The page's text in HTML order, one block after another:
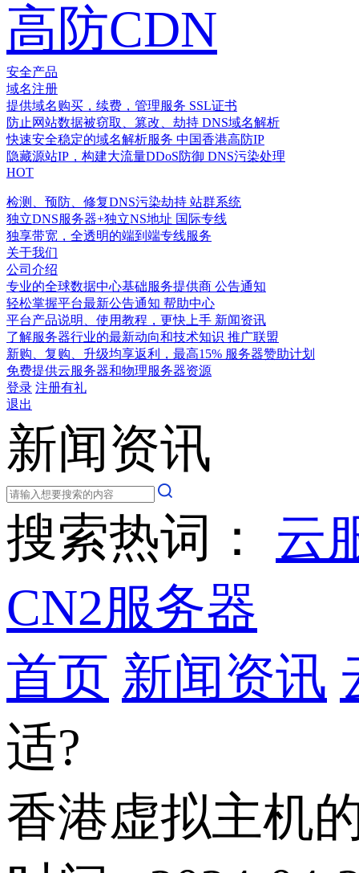
高防CDN
安全产品
域名注册
提供域名购买，续费，管理服务 SSL证书
防止网站数据被窃取、篡改、劫持 DNS域名解析
快速安全稳定的域名解析服务 中国香港高防IP
隐藏源站IP，构建大流量DDoS防御 DNS污染处理
HOT
检测、预防、修复DNS污染劫持 站群系统
独立DNS服务器+独立NS地址 国际专线
独享带宽，全透明的端到端专线服务
关于我们
公司介绍
专业的全球数据中心基础服务提供商 公告通知
轻松掌握平台最新公告通知 帮助中心
平台产品说明、使用教程，更快上手 新闻资讯
了解服务器行业的最新动向和技术知识 推广联盟
新购、复购、升级均享返利，最高15% 服务器赞助计划
免费提供云服务器和物理服务器资源
登录 注册有礼
退出
新闻资讯
搜索热词： 云
CN2服务器
首页 新闻资讯
适?
香港虚拟主机